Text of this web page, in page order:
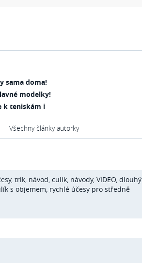
sama doma!
modelky!
k teniskám i
Všechny články autorky
, trik, návod, culík, návody, VIDEO, dlouhý
s objemem, rychlé účesy pro středně